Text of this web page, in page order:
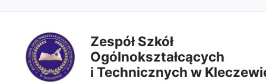
do
treści
do
menu
do
wyszukiwarki
do
mapy
Zespół Szkół
Ogólnokształcących
i Technicznych w